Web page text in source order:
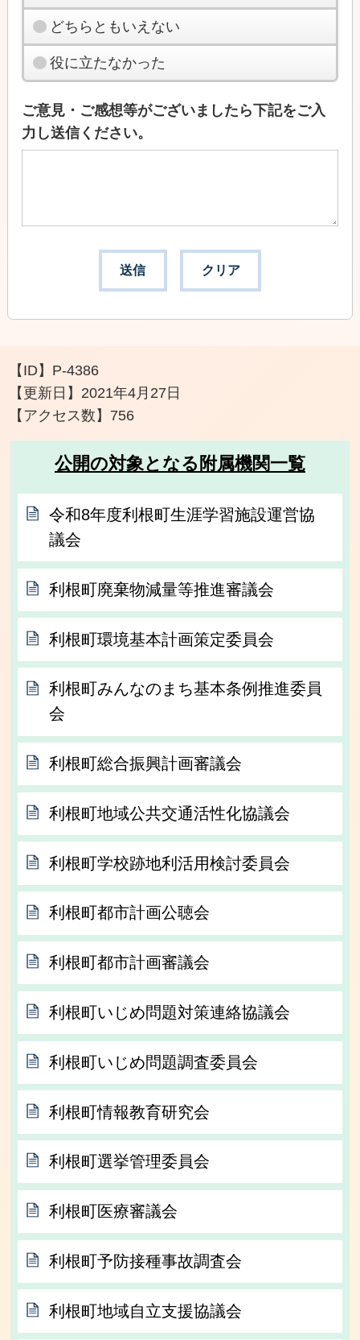
どちらともいえない
役に立たなかった
ご意見・ご感想等がございましたら下記をご入
力し送信ください。
【ID】 P-4386
【更新日】 2021年4月27日
【アクセス数】 756
公開の対象となる附属機関一覧
令和8年度利根町生涯学習施設運営協
議会
利根町廃棄物減量等推進審議会
利根町環境基本計画策定委員会
利根町みんなのまち基本条例推進委員
会
利根町総合振興計画審議会
利根町地域公共交通活性化協議会
利根町学校跡地利活用検討委員会
利根町都市計画公聴会
利根町都市計画審議会
利根町いじめ問題対策連絡協議会
利根町いじめ問題調査委員会
利根町情報教育研究会
利根町選挙管理委員会
利根町医療審議会
利根町予防接種事故調査会
利根町地域自立支援協議会